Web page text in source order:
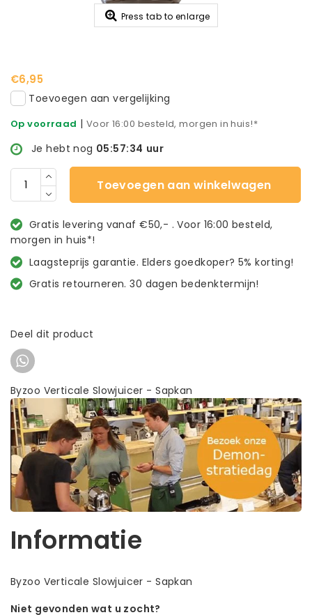
Press tab to enlarge
€6,95
Toevoegen aan vergelijking
Op voorraad | Voor 16:00 besteld, morgen in huis!*
Je hebt nog 05:57:34 uur
Toevoegen aan winkelwagen
Gratis levering vanaf €50,- . Voor 16:00 besteld,
morgen in huis*!
Laagsteprijs garantie. Elders goedkoper? 5% korting!
Gratis retourneren. 30 dagen bedenktermijn!
Deel dit product
Byzoo Verticale Slowjuicer - Sapkan
Informatie
Byzoo Verticale Slowjuicer - Sapkan
Niet gevonden wat u zocht?